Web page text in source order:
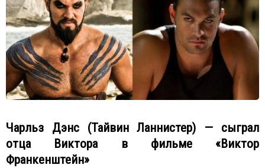
Чарльз Дэнс (Тайвин Ланнистер) — сыграл
отца Виктора в фильме «Виктор
Франкенштейн»